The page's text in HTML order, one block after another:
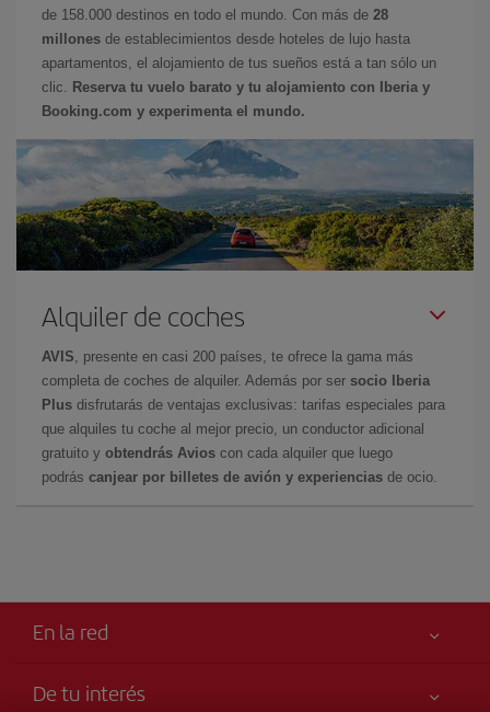
de 158.000 destinos en todo el mundo. Con más de 28
millones de establecimientos desde hoteles de lujo hasta
apartamentos, el alojamiento de tus sueños está a tan sólo un
clic.
Reserva tu vuelo barato y tu alojamiento con Iberia y
Booking.com y experimenta el mundo.
Alquiler de coches
AVIS , presente en casi 200 países, te ofrece la gama más
completa de coches de alquiler. Además por ser socio Iberia
Plus disfrutarás de ventajas exclusivas: tarifas especiales para
que alquiles tu coche al mejor precio, un conductor adicional
gratuito y obtendrás Avios con cada alquiler que luego
podrás canjear por billetes de avión y experiencias de ocio.
En la red
De tu interés